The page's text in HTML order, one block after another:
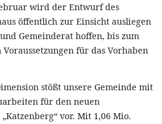
wird der Entwurf des
öffentlich zur Einsicht ausliegen
Gemeinderat hoffen, bis zum
für das Vorhaben
stößt unsere Gemeinde mit
für den neuen
vor. Mit 1,06 Mio.